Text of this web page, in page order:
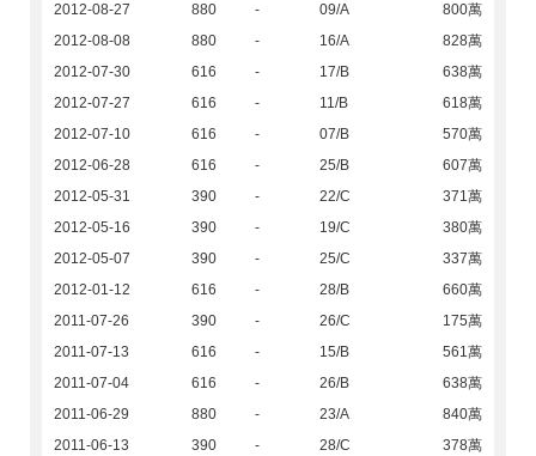
2012-08-27
880 - 09/A
800萬
2012-08-08
880 - 16/A
828萬
2012-07-30
616 - 17/B
638萬
2012-07-27
616 - 11/B
618萬
2012-07-10
616 - 07/B
570萬
2012-06-28
616 - 25/B
607萬
2012-05-31
390 - 22/C
371萬
2012-05-16
390 - 19/C
380萬
2012-05-07
390 - 25/C
337萬
2012-01-12
616 - 28/B
660萬
2011-07-26
390 - 26/C
175萬
2011-07-13
616 - 15/B
561萬
2011-07-04
616 - 26/B
638萬
2011-06-29
880 - 23/A
840萬
2011-06-13
390 - 28/C
378萬